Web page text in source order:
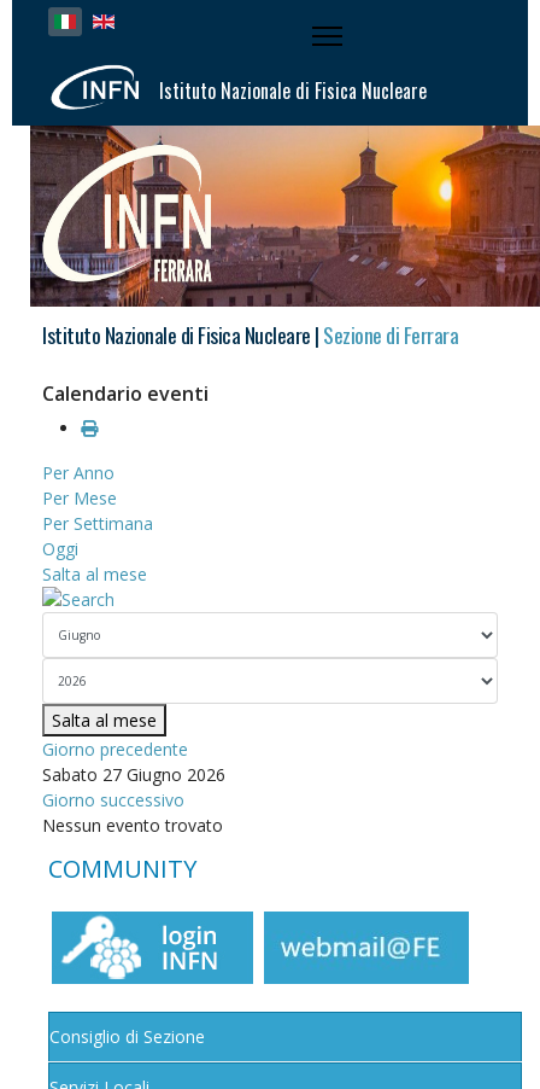
Seleziona la tua lingua
Istituto Nazionale di Fisica Nucleare
Istituto Nazionale di Fisica Nucleare |Sezione di Ferrara
Calendario eventi
Per Anno
Per Mese
Per Settimana
Oggi
Salta al mese
Salta al mese
Giorno precedente
Sabato 27 Giugno 2026
Giorno successivo
Nessun evento trovato
COMMUNITY
Consiglio di Sezione